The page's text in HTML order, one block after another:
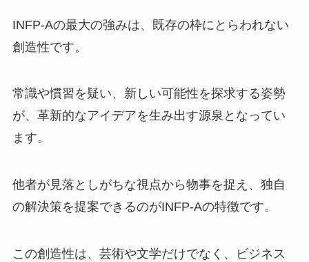
INFP-Aの最大の強みは、既存の枠にとらわれない
創造性です。
常識や慣習を疑い、新しい可能性を探求する姿勢
が、革新的なアイデアを生み出す源泉となってい
ます。
他者が見落としがちな視点から物事を捉え、独自
の解決策を提案できるのがINFP-Aの特徴です。
この創造性は、芸術や文学だけでなく、ビジネス